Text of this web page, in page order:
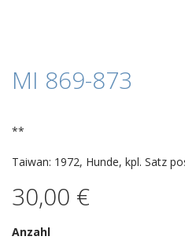
MI 869-873
**
Taiwan: 1972, Hunde, kpl. Satz
30,00 €
Anzahl
Zum
Anfang
springen